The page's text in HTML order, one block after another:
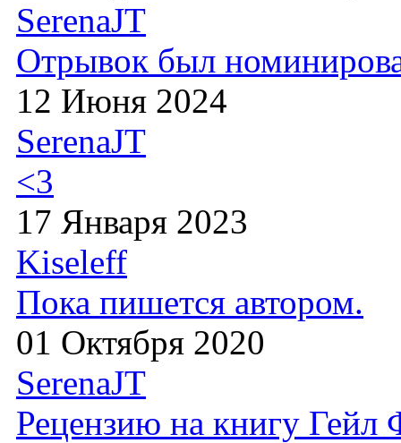
SerenaJT
Отрывок был
12 Июня 2024
SerenaJT
<3
17 Января 2023
Kiseleff
Пока пишется автором.
01 Октября 2020
SerenaJT
Рецензию на книгу